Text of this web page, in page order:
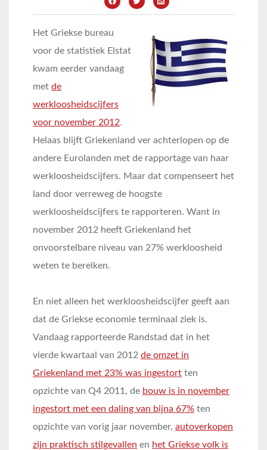
Het Griekse bureau
voor de statistiek Elstat
kwam eerder vandaag
met de
werkloosheidscijfers
voor november 2012.
Helaas blijft Griekenland ver achterlopen op de
andere Eurolanden met de rapportage van haar
werkloosheidscijfers. Maar dat compenseert het
land door verreweg de hoogste
werkloosheidscijfers te rapporteren. Want in
november 2012 heeft Griekenland het
onvoorstelbare niveau van 27% werkloosheid
weten te bereiken.
En niet alleen het werkloosheidscijfer geeft aan
dat de Griekse economie terminaal ziek is.
Vandaag rapporteerde Randstad dat in het
vierde kwartaal van 2012 de omzet in
Griekenland met 23% was ingestort ten
opzichte van Q4 2011, de bouw is in november
ingestort met een daling van bijna 67% ten
opzichte van vorig jaar november, autoverkopen
zijn praktisch stilgevallen en het Griekse volk is